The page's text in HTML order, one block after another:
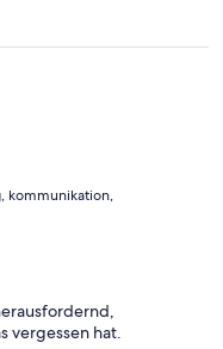
kommunikation,
vergessen hat.